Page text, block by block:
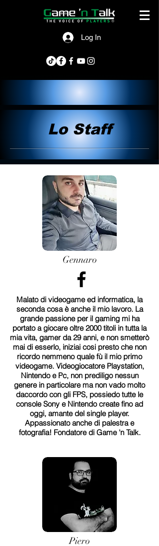
Log In
Lo Staff
Gennaro
Malato di videogame ed informatica, la
seconda cosa è anche il mio lavoro. La
grande passione per il gaming mi ha
portato a giocare oltre 2000 titoli in tutta la
mia vita, gamer da 29 anni, e non smetterò
mai di esserlo, iniziai cosi presto che non
ricordo nemmeno quale fù il mio primo
videogame. Videogiocatore Playstation,
Nintendo e Pc, non prediligo nessun
genere in particolare ma non vado molto
daccordo con gli FPS, possiedo tutte le
console Sony e Nintendo create fino ad
oggi, amante del single player.
Appassionato anche di palestra e
fotografia! Fondatore di Game 'n Talk.
Piero